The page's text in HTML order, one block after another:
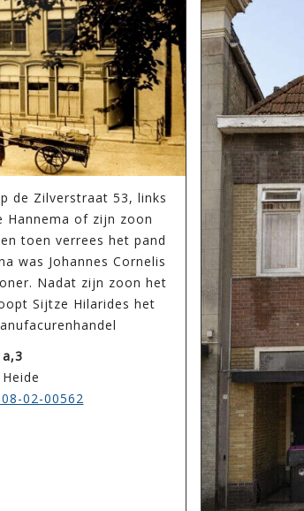
de Zilverstraat 53, links
Hannema of zijn zoon
toen verrees het pand
was Johannes Cornelis
Nadat zijn zoon het
Sijtze Hilarides het
02-00562